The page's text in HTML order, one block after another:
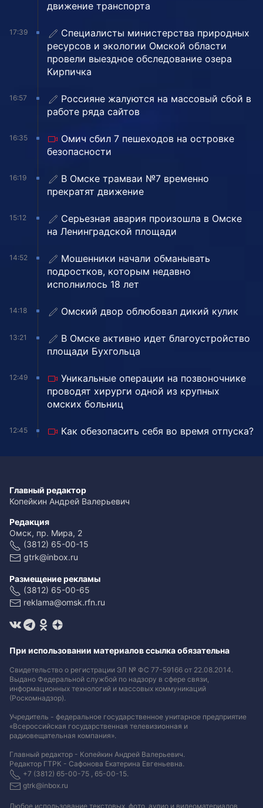
движение транспорта
17:39
Специалисты министерства природных
ресурсов и экологии Омской области
провели выездное обследование озера
Кирпичка
16:57
Россияне жалуются на массовый сбой в
работе ряда сайтов
16:35
Омич сбил 7 пешеходов на островке
безопасности
16:19
В Омске трамваи №7 временно
прекратят движение
15:12
Серьезная авария произошла в Омске
на Ленинградской площади
14:52
Мошенники начали обманывать
подростков, которым недавно
исполнилось 18 лет
14:18 Омский двор облюбовал дикий кулик
13:21
В Омске активно идет благоустройство
площади Бухгольца
12:49
Уникальные операции на позвоночнике
проводят хирурги одной из крупных
омских больниц
12:45 Как обезопасить себя во время отпуска?
Главный редактор
Копейкин Андрей Валерьевич
Редакция
Омск, пр. Мира, 2
(3812) 65-00-15
gtrk@inbox.ru
Размещение рекламы
(3812) 65-00-65
reklama@omsk.rfn.ru
При использовании материалов ссылка обязательна
Свидетельство о регистрации ЭЛ № ФС 77-59166 от 22.08.2014.
Выдано Федеральной службой по надзору в сфере связи,
информационных технологий и массовых коммуникаций
(Роскомнадзор).
Учредитель - федеральное государственное унитарное предприятие
«Всероссийская государственная телевизионная и
радиовещательная компания».
Главный редактор - Копейкин Андрей Валерьевич.
Редактор ГТРК - Сафонова Екатерина Евгеньевна.
+7 (3812) 65-00-75 , 65-00-15.
gtrk@inbox.ru
Любое использование текстовых, фото, аудио и видеоматериалов